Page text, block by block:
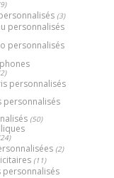
(3)
personnalisés
personnalisés
personnalisés
personnalisés
(50)
(2)
(11)
personnalisés